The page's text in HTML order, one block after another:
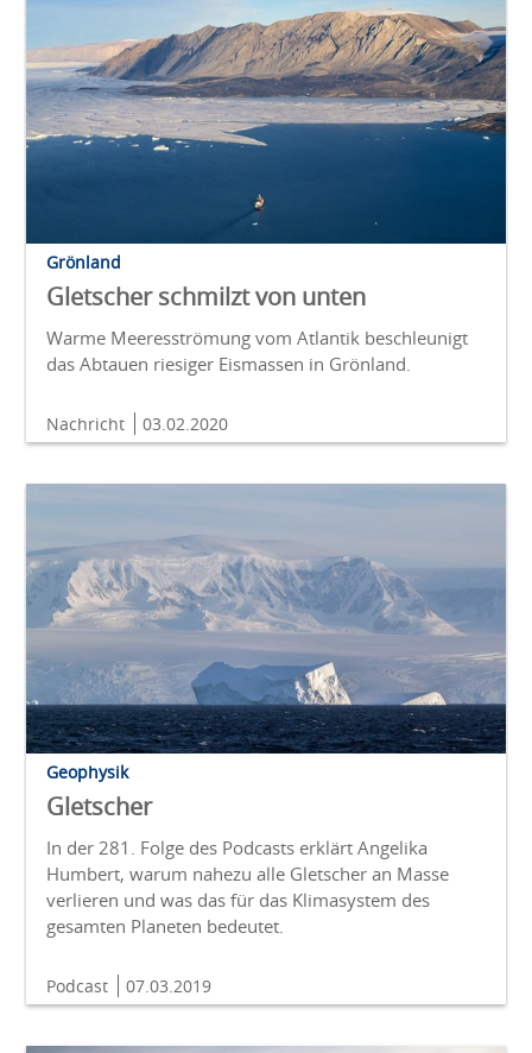
Grönland
Gletscher schmilzt von unten
Warme Meeresströmung vom Atlantik beschleunigt
das Abtauen riesiger Eismassen in Grönland.
Nachricht 03.02.2020
Geophysik
Gletscher
In der 281. Folge des Podcasts erklärt Angelika
Humbert, warum nahezu alle Gletscher an Masse
verlieren und was das für das Klimasystem des
gesamten Planeten bedeutet.
Podcast 07.03.2019